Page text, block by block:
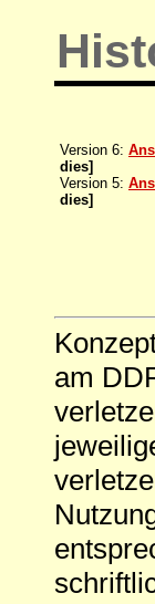
Version 6:
dies]
Version 5:
dies]
am